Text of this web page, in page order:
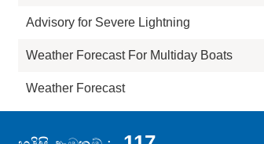
Advisory for Severe Lightning
Weather Forecast For Multiday Boats
Weather Forecast